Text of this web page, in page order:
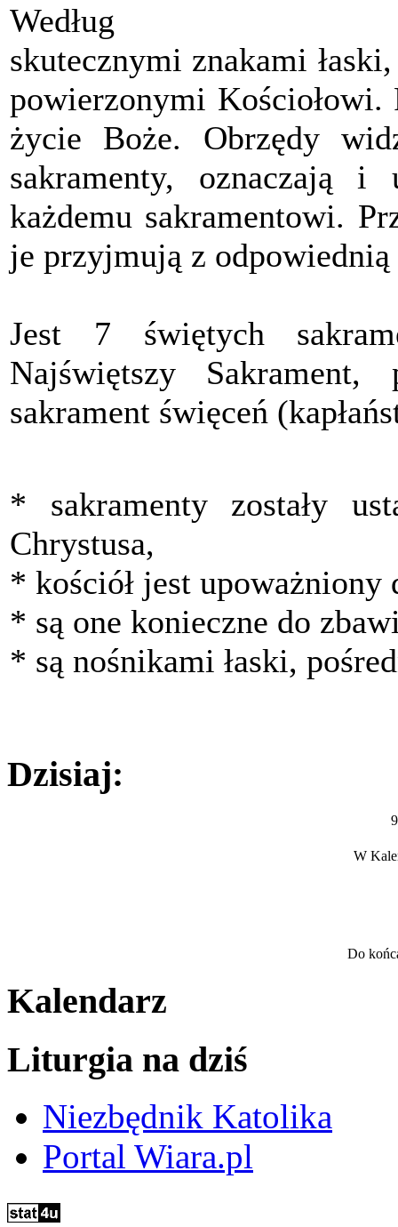
Według
skutecznymi znakami
powierzonymi Kościołowi.
życie Boże. Obrzędy
sakramenty, oznaczają i
każdemu sakramentowi.
je przyjmują z
Jest 7 świętych
Najświętszy Sakrament,
sakrament święceń
* sakramenty zostały
Chrystusa,
* kościół jest upoważniony
* są one konieczne do
* są nośnikami łaski,
Dzisiaj:
W
Do
Kalendarz
Liturgia na dziś
Niezbędnik Katolika
Portal Wiara.pl